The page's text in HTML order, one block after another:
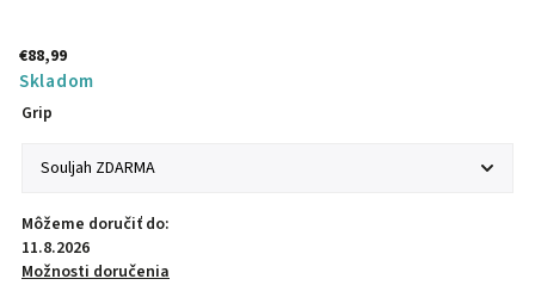
€88,99
Skladom
Grip
Môžeme doručiť do:
11.8.2026
Možnosti doručenia